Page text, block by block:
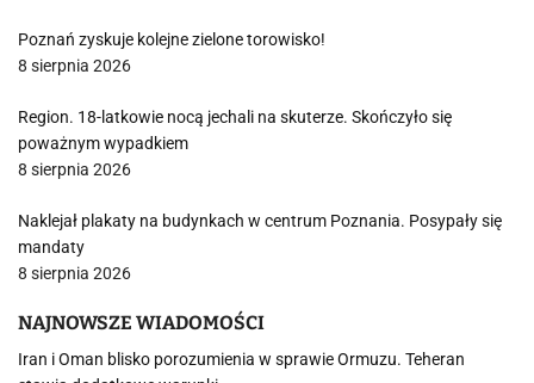
Poznań zyskuje kolejne zielone torowisko!
8 sierpnia 2026
Region. 18-latkowie nocą jechali na skuterze. Skończyło się
poważnym wypadkiem
8 sierpnia 2026
Naklejał plakaty na budynkach w centrum Poznania. Posypały się
mandaty
8 sierpnia 2026
NAJNOWSZE WIADOMOŚCI
Iran i Oman blisko porozumienia w sprawie Ormuzu. Teheran